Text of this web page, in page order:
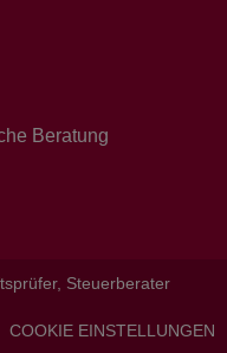
Beratung
Steuerberater
COOKIE EINSTELLUNGEN